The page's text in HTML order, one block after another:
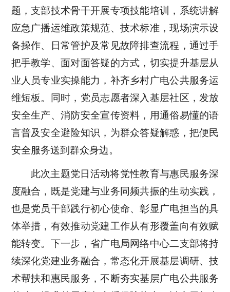
题，支部技术骨干开展专项技能培训，系统讲解
应急广播运维政策规范、技术标准，现场演示设
备操作、日常管护及常见故障排查流程，通过手
把手教学、面对面答疑的方式，切实提升基层从
业人员专业实操能力，补齐乡村广电公共服务运
维短板。同时，党员志愿者深入基层社区，发放
安全生产、消防安全宣传资料，用通俗易懂的语
言普及安全避险知识，为群众答疑解惑，把便民
安全服务送到群众身边。
此次主题党日活动将党性教育与惠民服务深
度融合，既是党建与业务同频共振的生动实践，
也是党员干部践行初心使命、彰显广电担当的具
体举措，有效推动党建工作从有形覆盖向有效赋
能转变。下一步，省广电局网络中心二支部将持
续深化党建业务融合，常态化开展基层调研、技
术帮扶和惠民服务，不断夯实基层广电公共服务